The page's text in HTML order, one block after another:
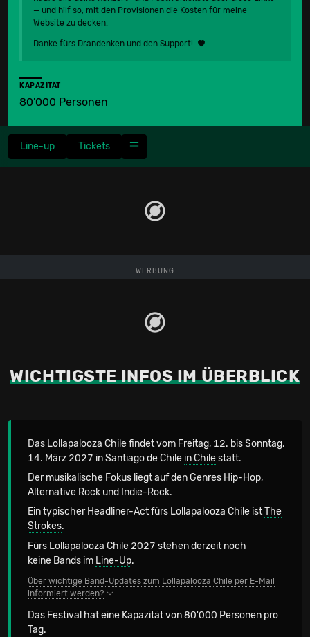
— und hilf so, mit den Provisionen die Kosten für meine
Website zu decken.
Danke fürs Drandenken und den Support!
KAPAZITÄT
80'000 Personen
Line-up Tickets
WERBUNG
WICHTIGSTE INFOS IM ÜBERBLICK
Das Lollapalooza Chile findet vom Freitag, 12. bis Sonntag,
14. März 2027 in Santiago de Chile in Chilestatt.
Der musikalische Fokus liegt auf den Genres Hip-Hop,
Alternative Rock und Indie-Rock.
Ein typischer Headliner-Act fürs Lollapalooza Chile istThe
Strokes.
Fürs Lollapalooza Chile 2027 stehen derzeit noch
keine Bands im Line-Up.
Über wichtige Band-Updates zum Lollapalooza Chile per E-Mail
informiert werden?
Das Festival hat eine Kapazität von 80'000 Personen pro
Tag.